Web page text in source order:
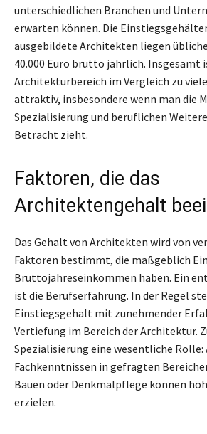
unterschiedlichen Branchen und
erwarten können. Die
ausgebildete Architekten liegen
40.000 Euro brutto jährlich. Insgesamt
Architekturbereich im Vergleich zu
attraktiv, insbesondere wenn man die
Spezialisierung und beruflichen
Betracht zieht.
Faktoren, die das
Architektengehalt
Das Gehalt von Architekten wird von
Faktoren bestimmt, die maßgeblich
Bruttojahreseinkommen haben. Ein
ist die Berufserfahrung. In der Regel
Einstiegsgehalt mit zunehmender
Vertiefung im Bereich der Architektur.
Spezialisierung eine wesentliche
Fachkenntnissen in gefragten
Bauen oder Denkmalpflege können
erzielen.